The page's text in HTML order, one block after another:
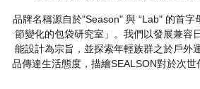
品牌名稱源自於"Season" 與 “Lab" 的首字
節變化的包袋研究室」。我們以發展兼容
能設計為宗旨，並探索年輕族群之於戶外
品傳達生活態度，描繪SEALSON對於次世